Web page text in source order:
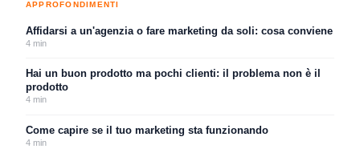
APPROFONDIMENTI
Affidarsi a un'agenzia o fare marketing da soli: cosa conviene
4 min
Hai un buon prodotto ma pochi clienti: il problema non è il
prodotto
4 min
Come capire se il tuo marketing sta funzionando
4 min